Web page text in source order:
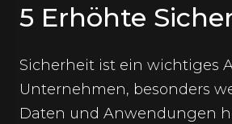
5 Erhöhte
Sicherheit ist ein wichtiges
Unternehmen, besonders
Daten und Anwendungen